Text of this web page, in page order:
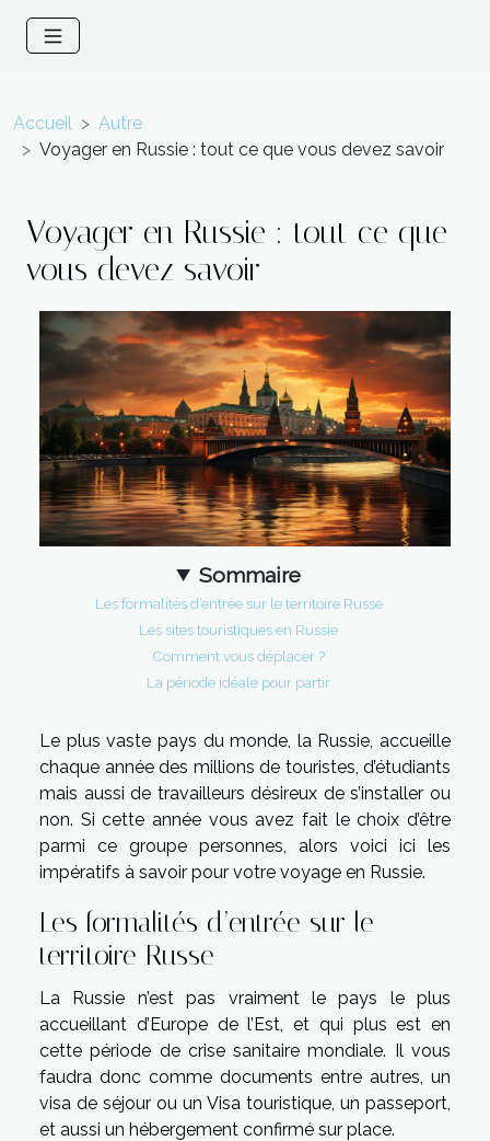
Accueil
Autre
Voyager en Russie : tout ce que vous devez savoir
Voyager en Russie : tout ce que
vous devez savoir
Sommaire
Les formalités d’entrée sur le territoire Russe
Les sites touristiques en Russie
Comment vous déplacer ?
La période idéale pour partir
Le plus vaste pays du monde, la Russie, accueille
chaque année des millions de touristes, d’étudiants
mais aussi de travailleurs désireux de s’installer ou
non. Si cette année vous avez fait le choix d’être
parmi ce groupe personnes, alors voici ici les
impératifs à savoir pour votre voyage en Russie.
Les formalités d’entrée sur le
territoire Russe
La Russie n’est pas vraiment le pays le plus
accueillant d’Europe de l’Est, et qui plus est en
cette période de crise sanitaire mondiale. Il vous
faudra donc comme documents entre autres, un
visa de séjour ou un Visa touristique, un passeport,
et aussi un hébergement confirmé sur place.